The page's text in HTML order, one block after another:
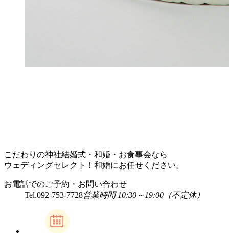
こだわりの神社結婚式・和婚・お食事会なら
ウェディングセレクト！和婚にお任せください。
お電話でのご予約・お問い合わせ
Tel.092-753-7728営業時間 10:30～19:00（不定休）